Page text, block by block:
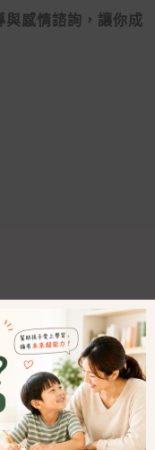
與感情諮詢，讓你成